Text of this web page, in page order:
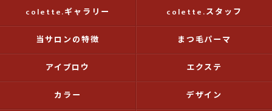
colette.ギャラリー colette.スタッフ
当サロンの特徴 まつ毛パーマ
アイブロウ エクステ
カラー デザイン